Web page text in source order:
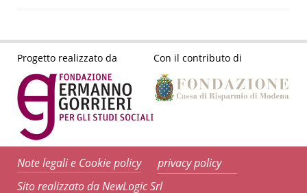
Progetto realizzato da Con il contributo di
Note legali e Cookie policy
privacy policy
Sito realizzato da NewLogic Srl